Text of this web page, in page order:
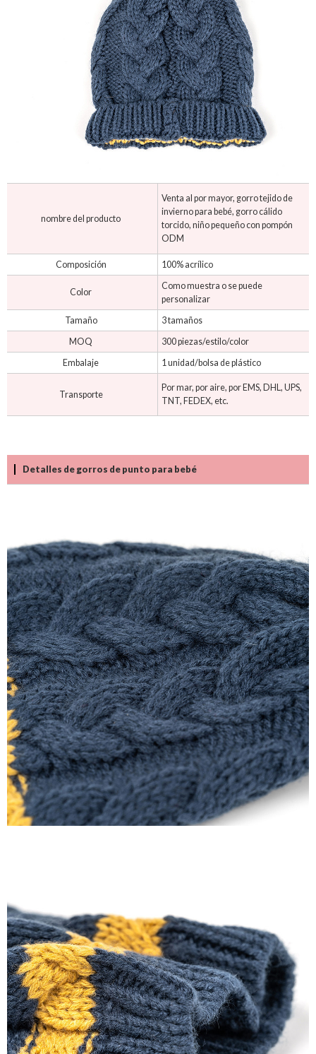
nombre del producto
Venta al por mayor, gorro tejido de
invierno para bebé, gorro cálido
torcido, niño pequeño con pompón
ODM
Composición 100% acrílico
Color
Como muestra o se puede
personalizar
Tamaño
3 tamaños
MOQ
300 piezas/estilo/color
Embalaje
1 unidad/bolsa de plástico
Transporte
Por mar, por aire, por EMS, DHL, UPS,
TNT, FEDEX, etc.
Detalles de gorros de punto para bebé